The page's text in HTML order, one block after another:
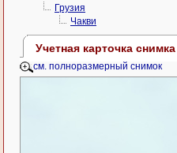
Грузия
Чакви
Учетная карточка снимка
см. полноразмерный снимок